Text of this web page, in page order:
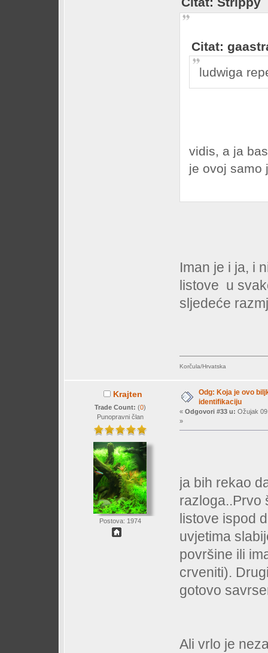
Citat:
ludwiga
vidis, a ja
je ovoj samo
Iman je i ja, i
listove u
sljedeće
Korčula/Hrvatska
Krajten
Trade Count: (0)
Punopravni član
Postova: 1974
Odg: Koja je ovo
identifikaciju
« Odgovori #33 u: Ožujak
»
ja bih rekao
razloga..Prvo
listove ispod
uvjetima
površine ili
crveniti).
gotovo
Ali vrlo je